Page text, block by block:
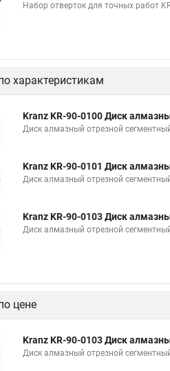
Набор отверток для точных работ
характеристикам
Kranz KR-90-0100 Диск
Диск алмазный отрезной
Kranz KR-90-0101 Диск
Диск алмазный отрезной
Kranz KR-90-0103 Диск
Диск алмазный отрезной
цене
Kranz KR-90-0103 Диск
Диск алмазный отрезной